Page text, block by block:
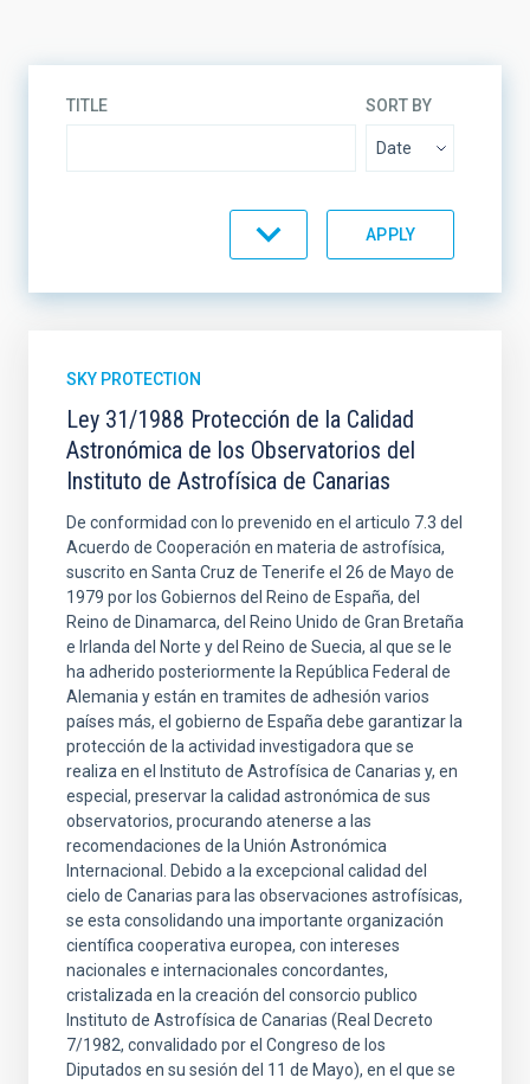
TITLE SORT BY
SKY PROTECTION
Ley 31/1988 Protección de la Calidad
Astronómica de los Observatorios del
Instituto de Astrofísica de Canarias
De conformidad con lo prevenido en el articulo 7.3 del
Acuerdo de Cooperación en materia de astrofísica,
suscrito en Santa Cruz de Tenerife el 26 de Mayo de
1979 por los Gobiernos del Reino de España, del
Reino de Dinamarca, del Reino Unido de Gran Bretaña
e Irlanda del Norte y del Reino de Suecia, al que se le
ha adherido posteriormente la República Federal de
Alemania y están en tramites de adhesión varios
países más, el gobierno de España debe garantizar la
protección de la actividad investigadora que se
realiza en el Instituto de Astrofísica de Canarias y, en
especial, preservar la calidad astronómica de sus
observatorios, procurando atenerse a las
recomendaciones de la Unión Astronómica
Internacional. Debido a la excepcional calidad del
cielo de Canarias para las observaciones astrofísicas,
se esta consolidando una importante organización
científica cooperativa europea, con intereses
nacionales e internacionales concordantes,
cristalizada en la creación del consorcio publico
Instituto de Astrofísica de Canarias (Real Decreto
7/1982, convalidado por el Congreso de los
Diputados en su sesión del 11 de Mayo), en el que se